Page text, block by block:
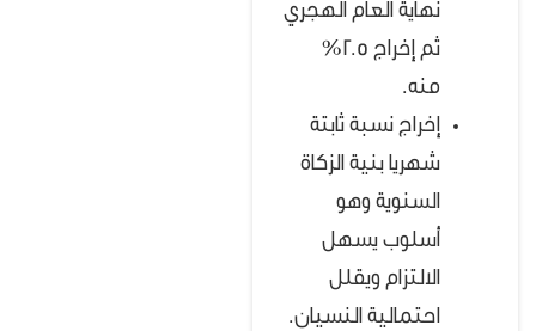
نهاية العام الهجري
ثم إخراج 2.5%
منه.
إخراج نسبة ثابتة
شهريا بنية الزكاة
السنوية وهو
أسلوب يسهل
الالتزام ويقلل
احتمالية النسيان.